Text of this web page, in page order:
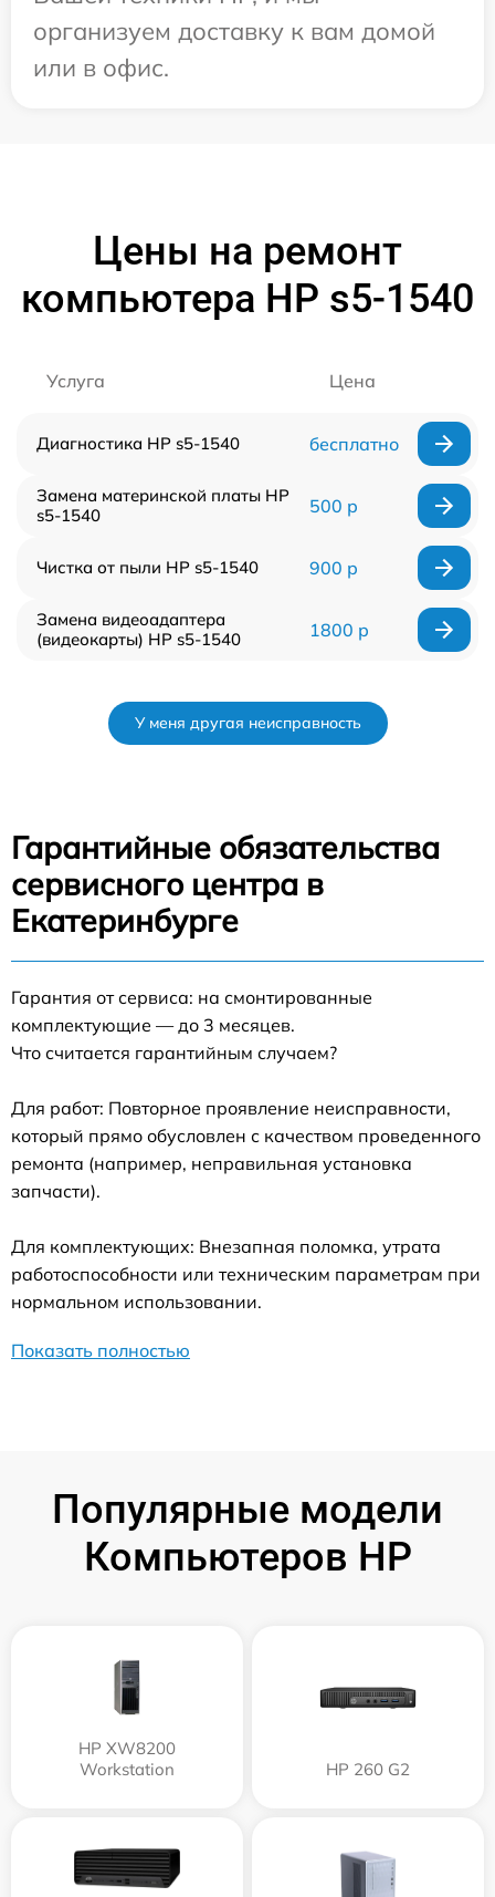
организуем доставку к вам домой
или в офис.
Цены на ремонт
компьютера HP s5-1540
Услуга Цена
Диагностика HP s5-1540 бесплатно
Замена материнской платы HP
s5-1540
500 р
Чистка от пыли HP s5-1540 900 р
Замена видеоадаптера
(видеокарты) HP s5-1540
1800 р
У меня другая неисправность
Гарантийные обязательства
сервисного центра в
Екатеринбурге
Гарантия от сервиса: на смонтированные
комплектующие — до 3 месяцев.
Что считается гарантийным случаем?
Для работ: Повторное проявление неисправности,
который прямо обусловлен с качеством проведенного
ремонта (например, неправильная установка
запчасти).
Для комплектующих: Внезапная поломка, утрата
работоспособности или техническим параметрам при
нормальном использовании.
Показать полностью
Популярные модели
Компьютеров HP
HP XW8200
Workstation
HP 260 G2